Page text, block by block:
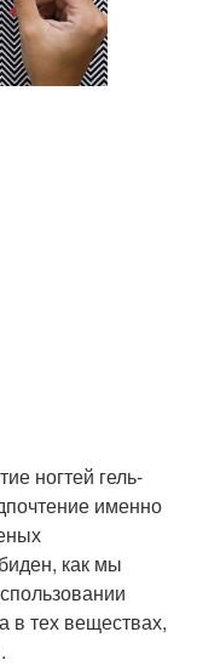
ногтей гель-
именно
как мы
в тех веществах,